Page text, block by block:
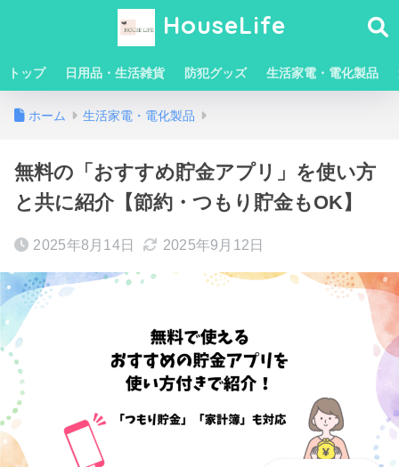
HouseLife
トップ 日用品・生活雑貨 防犯グッズ 生活家電・電化製品
ホーム 生活家電・電化製品
無料の「おすすめ貯金アプリ」を使い方
と共に紹介【節約・つもり貯金もOK】
2025年8月14日 2025年9月12日